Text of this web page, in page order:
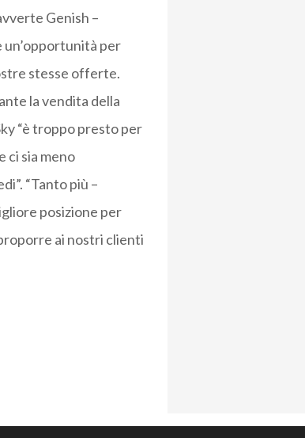
Genish –
un’opportunità per
stesse offerte.
la vendita della
“è troppo presto per
ci sia meno
“Tanto più –
posizione per
ai nostri clienti